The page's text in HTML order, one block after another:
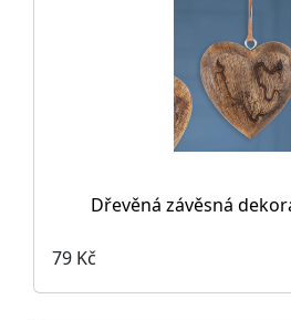
Dřevěná závěsná
79 Kč